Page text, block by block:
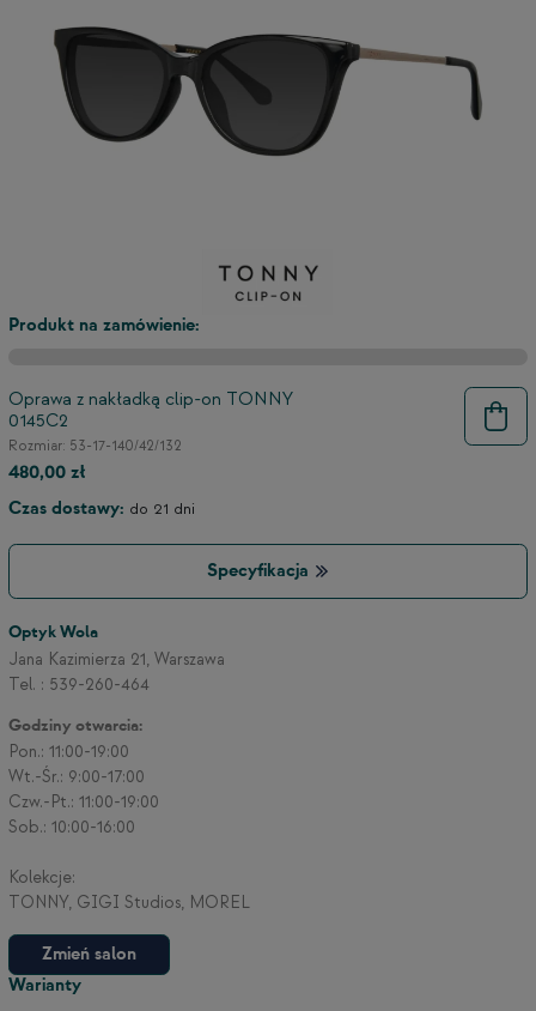
Produkt na zamówienie:
Oprawa z nakładką clip-on TONNY
0145C2
Rozmiar: 53-17-140/42/132
480,00 zł
Czas dostawy: do 21 dni
Specyfikacja
Optyk Wola
Jana Kazimierza 21, Warszawa
Tel. : 539-260-464
Godziny otwarcia:
Zmień salon
Pon.: 11:00-19:00
Wt.-Śr.: 9:00-17:00
Czw.-Pt.: 11:00-19:00
Sob.: 10:00-16:00
Kolekcje:
TONNY, GIGI Studios, MOREL
Warianty